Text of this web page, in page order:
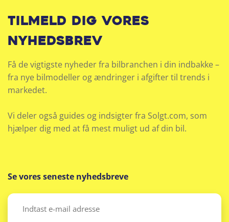
Tilmeld dig vores
nyhedsbrev
Få de vigtigste nyheder fra bilbranchen i din indbakke –
fra nye bilmodeller og ændringer i afgifter til trends i
markedet.
Vi deler også guides og indsigter fra Solgt.com, som
hjælper dig med at få mest muligt ud af din bil.
Se vores seneste nyhedsbreve
Email